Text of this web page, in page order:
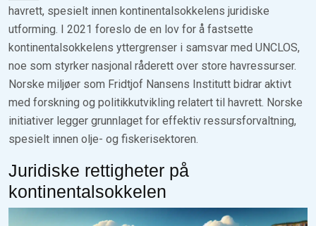
havrett, spesielt innen kontinentalsokkelens juridiske
utforming. I 2021 foreslo de en lov for å fastsette
kontinentalsokkelens yttergrenser i samsvar med UNCLOS,
noe som styrker nasjonal råderett over store havressurser.
Norske miljøer som Fridtjof Nansens Institutt bidrar aktivt
med forskning og politikkutvikling relatert til havrett. Norske
initiativer legger grunnlaget for effektiv ressursforvaltning,
spesielt innen olje- og fiskerisektoren.
Juridiske rettigheter på
kontinentalsokkelen